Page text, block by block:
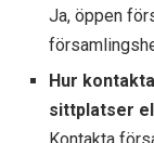
Ja, öppen
Hur
sittplatser